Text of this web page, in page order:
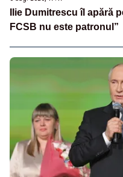
Ilie Dumitrescu îl apără
FCSB nu este patronul”